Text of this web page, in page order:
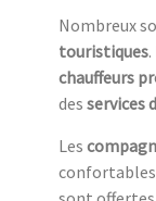
Nombreux
touristiques
chauffeurs
des services
Les